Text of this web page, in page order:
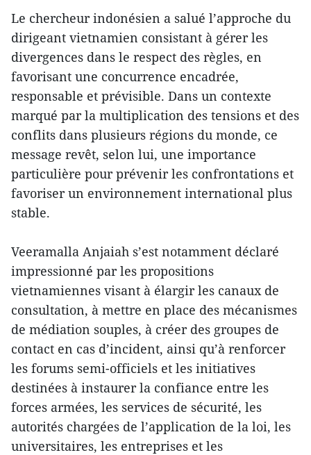
Le chercheur indonésien a salué l’approche du
dirigeant vietnamien consistant à gérer les
divergences dans le respect des règles, en
favorisant une concurrence encadrée,
responsable et prévisible. Dans un contexte
marqué par la multiplication des tensions et des
conflits dans plusieurs régions du monde, ce
message revêt, selon lui, une importance
particulière pour prévenir les confrontations et
favoriser un environnement international plus
stable.
Veeramalla Anjaiah s’est notamment déclaré
impressionné par les propositions
vietnamiennes visant à élargir les canaux de
consultation, à mettre en place des mécanismes
de médiation souples, à créer des groupes de
contact en cas d’incident, ainsi qu’à renforcer
les forums semi-officiels et les initiatives
destinées à instaurer la confiance entre les
forces armées, les services de sécurité, les
autorités chargées de l’application de la loi, les
universitaires, les entreprises et les